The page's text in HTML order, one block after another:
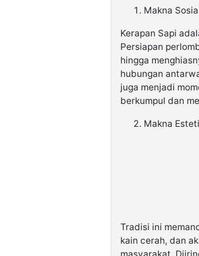
Makna
Kerapan Sapi
Persiapan
hingga
hubungan
juga menjadi
berkumpul dan
Makna
Tradisi ini
kain cerah, dan